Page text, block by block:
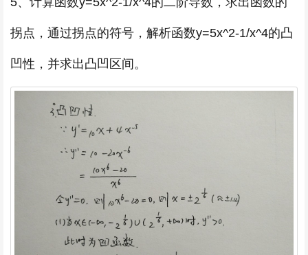
拐点，通过拐点的符号，解析函数y=5x^2-1/x^4的凸
凹性，并求出凸凹区间。